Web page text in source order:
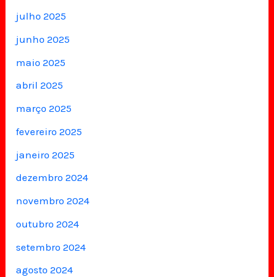
julho 2025
junho 2025
maio 2025
abril 2025
março 2025
fevereiro 2025
janeiro 2025
dezembro 2024
novembro 2024
outubro 2024
setembro 2024
agosto 2024